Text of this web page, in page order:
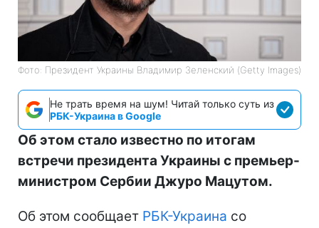
Фото: Президент Украины Владимир Зеленский (Getty Images)
Не трать время на шум! Читай только суть из
РБК-Украина в Google
Об этом стало известно по итогам
встречи президента Украины с премьер-
министром Сербии Джуро Мацутом.
Об этом сообщает РБК-Украина со